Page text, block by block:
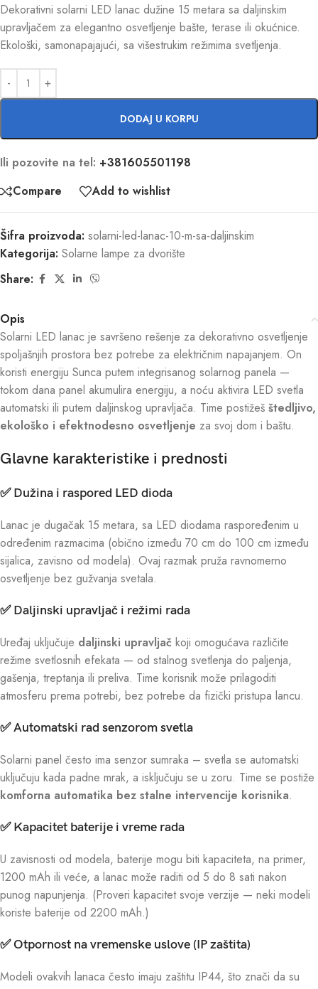
Dekorativni solarni LED lanac dužine 15 metara sa daljinskim
upravljačem za elegantno osvetljenje bašte, terase ili okućnice.
Ekološki, samonapajajući, sa višestrukim režimima svetljenja.
DODAJ U KORPU
Ili pozovite na tel: +381605501198
Compare
Add to wishlist
Šifra proizvoda: solarni-led-lanac-10-m-sa-daljinskim
Kategorija: Solarne lampe za dvorište
Share:
Opis
Solarni LED lanac je savršeno rešenje za dekorativno osvetljenje
spoljašnjih prostora bez potrebe za električnim napajanjem. On
koristi energiju Sunca putem integrisanog solarnog panela —
tokom dana panel akumulira energiju, a noću aktivira LED svetla
automatski ili putem daljinskog upravljača. Time postižeš štedljivo,
ekološko i efektnodesno osvetljenje za svoj dom i baštu.
Glavne karakteristike i prednosti
✅Dužina i raspored LED dioda
Lanac je dugačak 15 metara, sa LED diodama raspoređenim u
određenim razmacima (obično između 70 cm do 100 cm između
sijalica, zavisno od modela). Ovaj razmak pruža ravnomerno
osvetljenje bez gužvanja svetala.
✅Daljinski upravljač i režimi rada
Uređaj uključuje daljinski upravljač koji omogućava različite
režime svetlosnih efekata — od stalnog svetlenja do paljenja,
gašenja, treptanja ili preliva. Time korisnik može prilagoditi
atmosferu prema potrebi, bez potrebe da fizički pristupa lancu.
✅Automatski rad senzorom svetla
Solarni panel često ima senzor sumraka – svetla se automatski
uključuju kada padne mrak, a isključuju se u zoru. Time se postiže
komforna automatika bez stalne intervencije korisnika.
✅Kapacitet baterije i vreme rada
U zavisnosti od modela, baterije mogu biti kapaciteta, na primer,
1200 mAh ili veće, a lanac može raditi od 5 do 8 sati nakon
punog napunjenja. (Proveri kapacitet svoje verzije — neki modeli
koriste baterije od 2200 mAh.)
✅Otpornost na vremenske uslove (IP zaštita)
Modeli ovakvih lanaca često imaju zaštitu IP44, što znači da su